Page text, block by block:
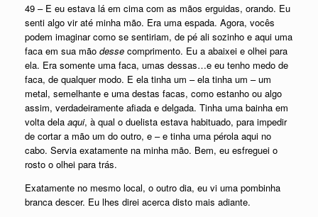
49 – E eu estava lá em cima com as mãos erguidas, orando. Eu
senti algo vir até minha mão. Era uma espada. Agora, vocês
podem imaginar como se sentiriam, de pé ali sozinho e aqui uma
faca em sua mão desse comprimento. Eu a abaixei e olhei para
ela. Era somente uma faca, umas dessas…e eu tenho medo de
faca, de qualquer modo. E ela tinha um – ela tinha um – um
metal, semelhante e uma destas facas, como estanho ou algo
assim, verdadeiramente afiada e delgada. Tinha uma bainha em
volta dela aqui, à qual o duelista estava habituado, para impedir
de cortar a mão um do outro, e – e tinha uma pérola aqui no
cabo. Servia exatamente na minha mão. Bem, eu esfreguei o
rosto o olhei para trás.
Exatamente no mesmo local, o outro dia, eu vi uma pombinha
branca descer. Eu lhes direi acerca disto mais adiante.